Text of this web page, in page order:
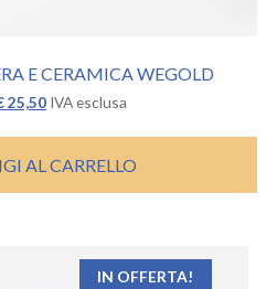
E CERAMICA WEGOLD
era:
31,80.
25,50Il
attuale
è:
€ 25,50.
IVA esclusa
AL CARRELLO
IN OFFERTA!